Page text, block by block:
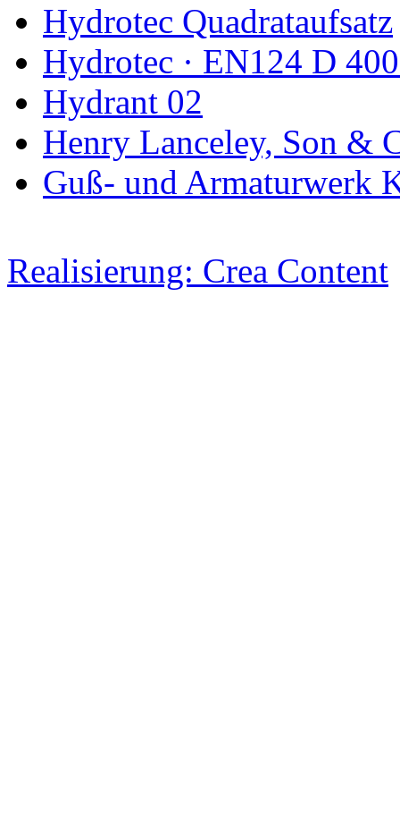
Hydrotec Quadrataufsatz
Hydrotec · EN124 D
Hydrant 02
Henry Lanceley, Son &
Guß- und Armaturwerk
Realisierung: Crea Content